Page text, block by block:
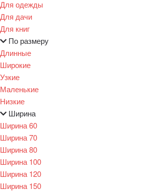
Для одежды
Для дачи
Для книг
По размеру
Длинные
Широкие
Узкие
Маленькие
Низкие
Ширина
Ширина 60
Ширина 70
Ширина 80
Ширина 100
Ширина 120
Ширина 150